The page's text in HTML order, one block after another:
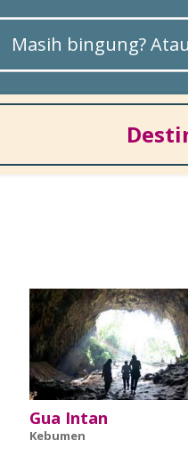
Masih bingung?
Gua Intan
Kebumen